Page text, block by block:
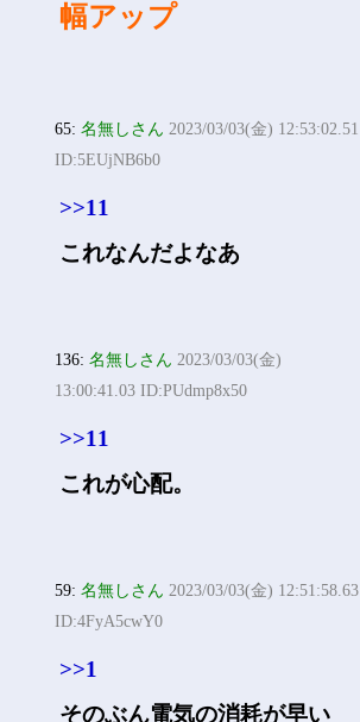
幅アップ
65:名無しさん 2023/03/03(金) 12:53:02.51
ID:5EUjNB6b0
>>11
これなんだよなあ
136:名無しさん 2023/03/03(金)
13:00:41.03 ID:PUdmp8x50
>>11
これが心配。
59:名無しさん 2023/03/03(金) 12:51:58.63
ID:4FyA5cwY0
>>1
そのぶん電気の消耗が早い